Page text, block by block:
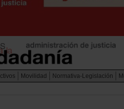
Movilidad Normativa-Legislación